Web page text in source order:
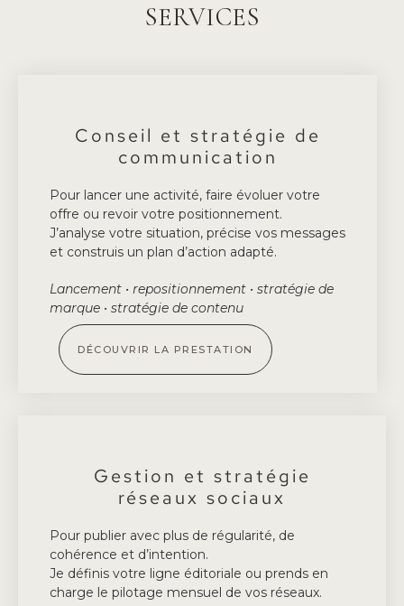
SERVICES
Conseil et stratégie de
communication
Pour lancer une activité, faire évoluer votre
offre ou revoir votre positionnement.
J’analyse votre situation, précise vos messages
et construis un plan d’action adapté.
Lancement • repositionnement • stratégie de
marque • stratégie de contenu
DÉCOUVRIR LA PRESTATION
Gestion et stratégie
réseaux sociaux
Pour publier avec plus de régularité, de
cohérence et d’intention.
Je définis votre ligne éditoriale ou prends en
charge le pilotage mensuel de vos réseaux.